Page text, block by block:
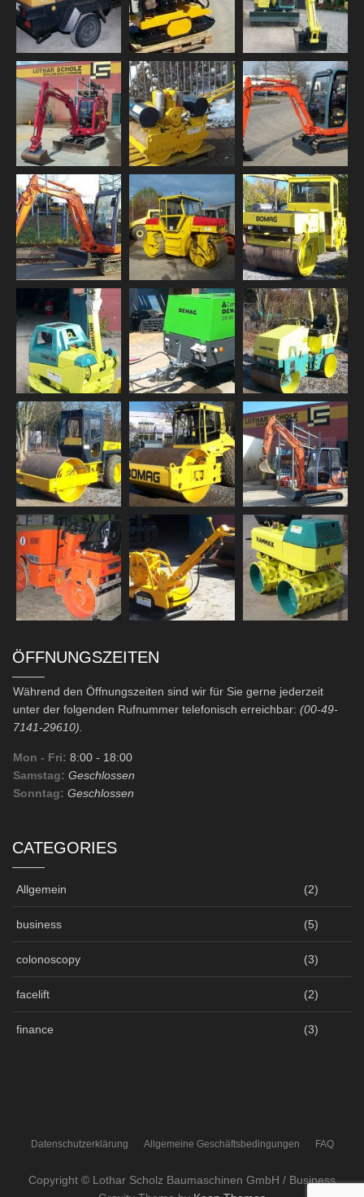
ÖFFNUNGSZEITEN
Während den Öffnungszeiten sind wir für Sie gerne jederzeit
unter der folgenden Rufnummer telefonisch erreichbar: (00-49-
7141-29610).
Mon - Fri: 8:00 - 18:00
Samstag: Geschlossen
Sonntag: Geschlossen
CATEGORIES
Allgemein (2)
business (5)
colonoscopy (3)
facelift (2)
finance (3)
Datenschutzerklärung Allgemeine Geschäftsbedingungen FAQ
Copyright © Lothar Scholz Baumaschinen GmbH / Business